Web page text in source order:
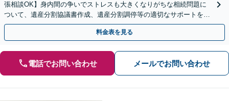
張相談OK】身内間の争いでストレスも大きくなりがちな相続問題に
ついて、遺産分割協議書作成、遺産分割調停等の適切なサポートをし
ます。
料金表を見る
電話でお問い合わせ メールでお問い合わせ